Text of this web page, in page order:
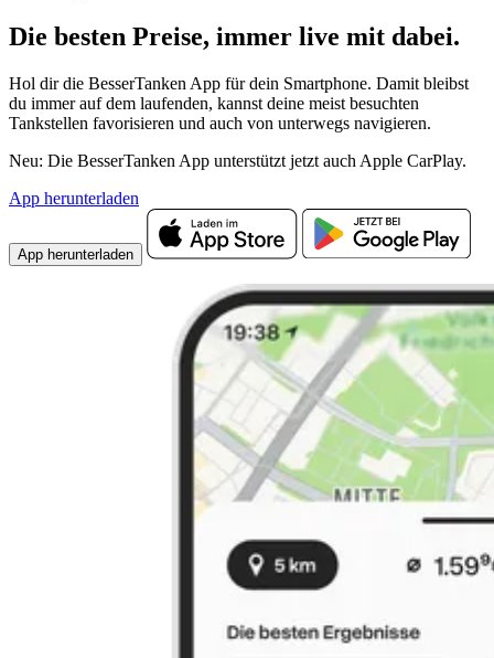
Die besten Preise, immer live mit dabei.
Hol dir die BesserTanken App für dein Smartphone. Damit bleibst
du immer auf dem laufenden, kannst deine meist besuchten
Tankstellen favorisieren und auch von unterwegs navigieren.
Neu: Die BesserTanken App unterstützt jetzt auch Apple CarPlay.
App herunterladen
App herunterladen